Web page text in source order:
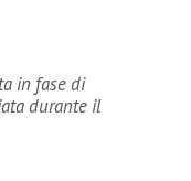
in fase di
durante il